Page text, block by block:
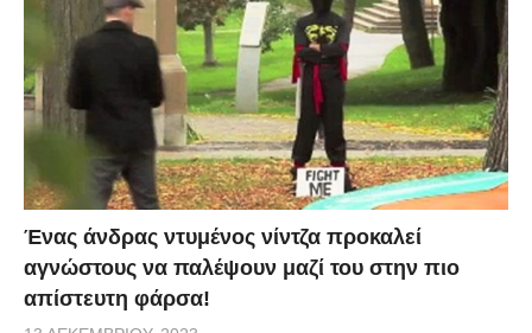
Ένας άνδρας ντυμένος νίντζα προκαλεί
αγνώστους να παλέψουν μαζί του στην πιο
απίστευτη φάρσα!